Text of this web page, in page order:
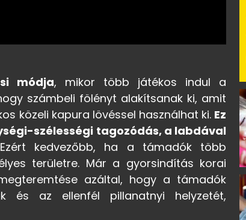
módja, mikor több játékos indul a
számbeli fölényt alakítsanak ki, amit
közeli kapura lövéssel használhat ki. Ez
szélességi tagozódás, a labdával
kedvezőbb, ha a támadók több
területre. Már a gyorsindítás korai
azáltal, hogy a támadók
és az ellenfél pillanatnyi helyzetét,